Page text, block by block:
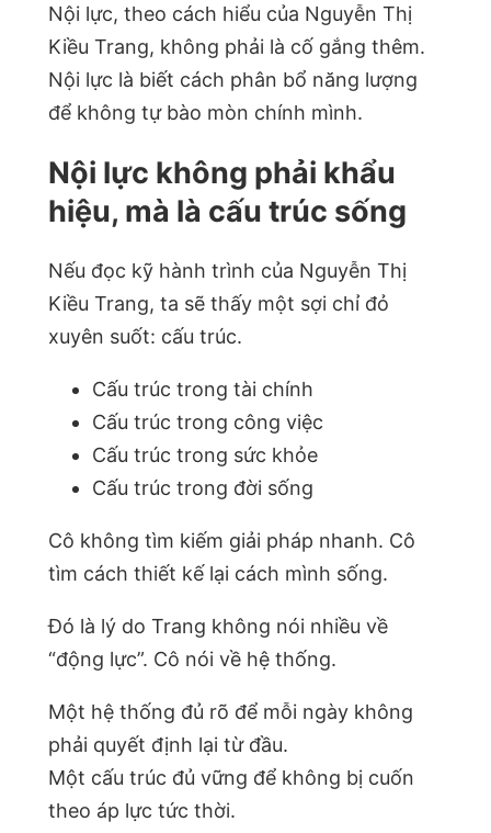
Nội lực, theo cách hiểu của Nguyễn Thị
Kiều Trang, không phải là cố gắng thêm.
Nội lực là biết cách phân bổ năng lượng
để không tự bào mòn chính mình.
Nội lực không phải khẩu
hiệu, mà là cấu trúc sống
Nếu đọc kỹ hành trình của Nguyễn Thị
Kiều Trang, ta sẽ thấy một sợi chỉ đỏ
xuyên suốt: cấu trúc.
Cấu trúc trong tài chính
Cấu trúc trong công việc
Cấu trúc trong sức khỏe
Cấu trúc trong đời sống
Cô không tìm kiếm giải pháp nhanh. Cô
tìm cách thiết kế lại cách mình sống.
Đó là lý do Trang không nói nhiều về
“động lực”. Cô nói về hệ thống.
Một hệ thống đủ rõ để mỗi ngày không
phải quyết định lại từ đầu.
Một cấu trúc đủ vững để không bị cuốn
theo áp lực tức thời.